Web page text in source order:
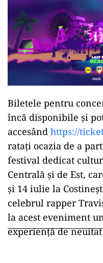
Biletele pentru
încă disponibile și
accesând https://
ratați ocazia de a
festival dedicat
Centrală și de Est,
și 14 iulie la
celebrul rapper
la acest eveniment
experiență de